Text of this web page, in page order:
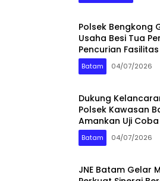
Polsek Bengkong
Usaha Besi Tua
Pencurian
Batam 04/07/2026
Dukung
Polsek Kawasan
Amankan Uji
Batam
Batam 04/07/2026
JNE Batam Gelar